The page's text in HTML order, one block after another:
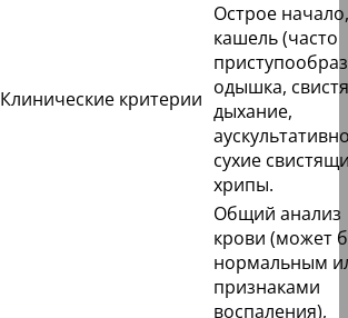
Клинические критерии
Острое начало,
кашель (часто
одышка,
дыхание,
сухие
хрипы.
Общий анализ
крови (может
нормальным
признаками
воспаления),